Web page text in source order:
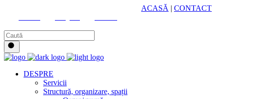
ACASĂ | CONTACT
DESPRE
Servicii
Structură, organizare, spații